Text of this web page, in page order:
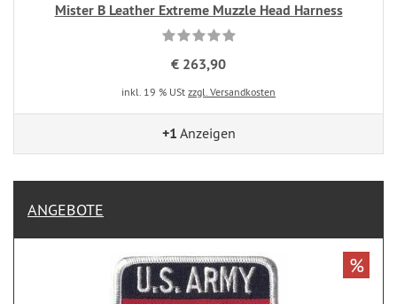
Mister B Leather Extreme Muzzle Head Harness
€ 263,90
inkl. 19 % USt zzgl. Versandkosten
+1 Anzeigen
ANGEBOTE
%